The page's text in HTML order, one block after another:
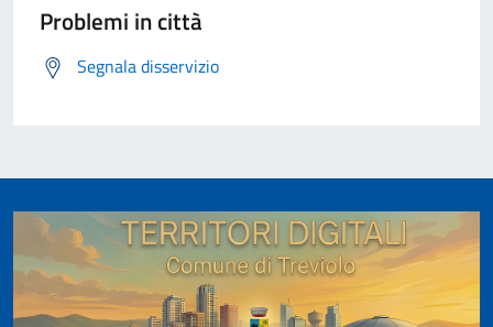
Problemi in città
Segnala disservizio